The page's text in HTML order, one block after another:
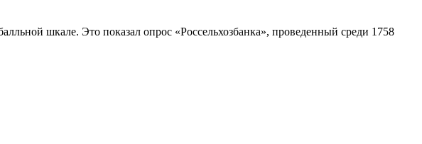
шкале. Это показал опрос «Россельхозбанка», проведенный среди 1758